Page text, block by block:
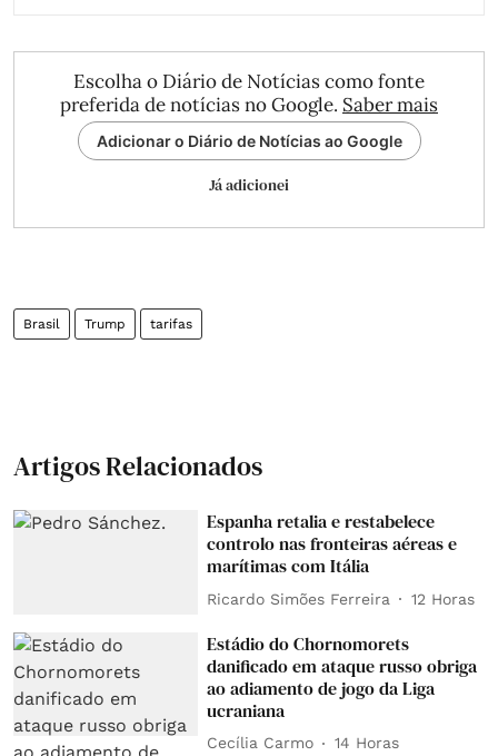
Escolha o Diário de Notícias como fonte
preferida de notícias no Google. Saber mais
Adicionar o Diário de Notícias ao Google
Já adicionei
Brasil Trump tarifas
Artigos Relacionados
Espanha retalia e restabelece
controlo nas fronteiras aéreas e
marítimas com Itália
Ricardo Simões Ferreira 12 Horas
Estádio do Chornomorets
danificado em ataque russo obriga
ao adiamento de jogo da Liga
ucraniana
Cecília Carmo 14 Horas